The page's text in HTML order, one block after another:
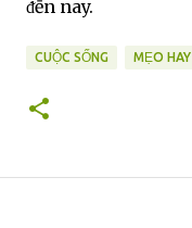
ᵭḗn nay.
CUỘC SỐNG MẸO HAY